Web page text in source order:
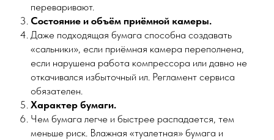
переваривают.
Состояние и объём приёмной камеры.
Даже подходящая бумага способна создавать
«сальники», если приёмная камера переполнена,
если нарушена работа компрессора или давно не
откачивался избыточный ил. Регламент сервиса
обязателен.
Характер бумаги.
Чем бумага легче и быстрее распадается, тем
меньше риск. Влажная «туалетная» бумага и